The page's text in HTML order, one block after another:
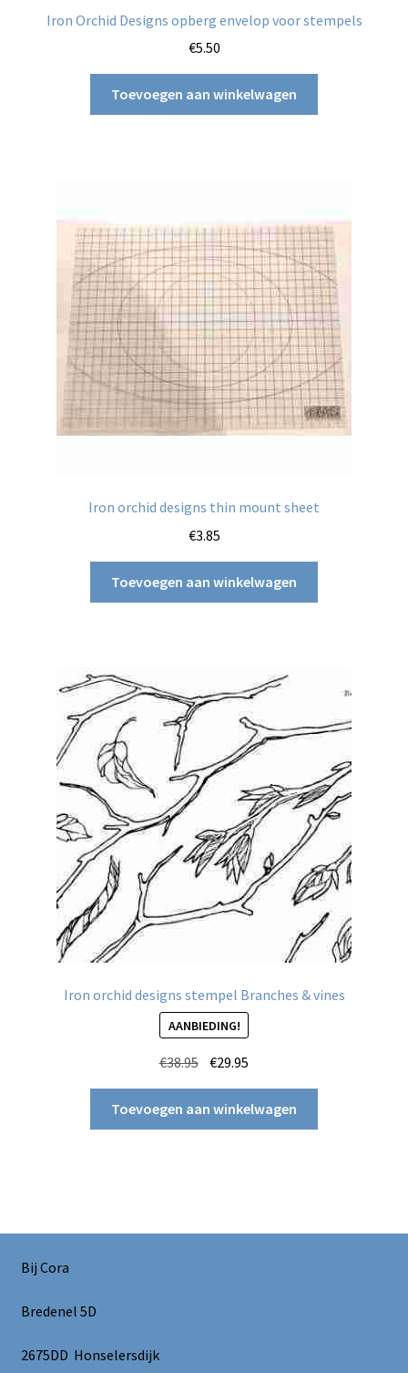
Iron Orchid Designs opberg envelop voor stempels
€5.50
Toevoegen aan winkelwagen
Iron orchid designs thin mount sheet
€3.85
Toevoegen aan winkelwagen
Iron orchid designs stempel Branches & vines
AANBIEDING!
€38.95 Oorspronkelijke
prijs
was:
€38.95.
€29.95
prijs
is:
€29.95.
Toevoegen aan winkelwagen
Bij Cora
Bredenel 5D
2675DD Honselersdijk